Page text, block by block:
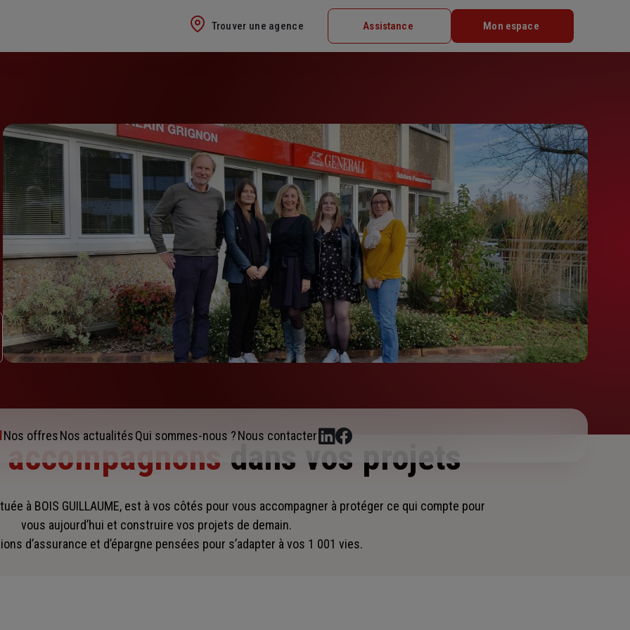
Trouver une agence Assistance Mon espace
Nos offresNos actualitésQui sommes-nous ?Nous contacter
dans vos projets
à BOIS GUILLAUME, est à vos côtés pour vous accompagner à protéger ce qui compte pour
vous aujourd’hui et construire vos projets de demain.
d’assurance et d’épargne pensées pour s’adapter à vos 1 001 vies.